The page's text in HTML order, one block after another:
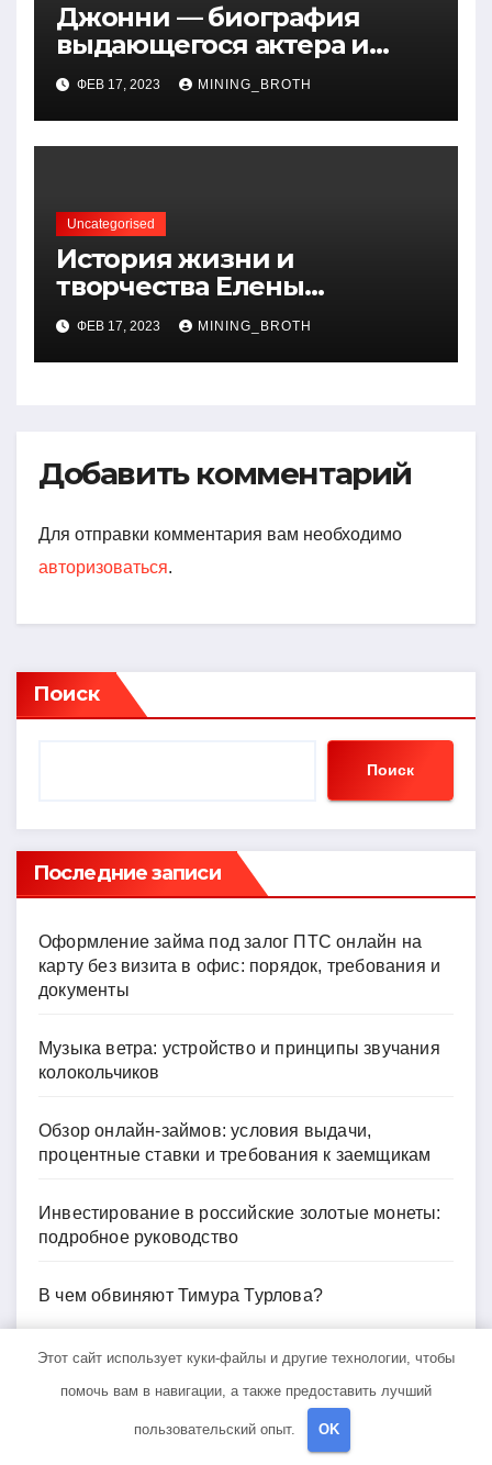
Джонни — биография
выдающегося актера и
талантливого певца, чья
артистичность захватывает
миллионы сердец
ФЕВ 17, 2023 MINING_BROTH
Uncategorised
История жизни и
творчества Елены
Дубровской — биография,
достижения, интересные
факты
ФЕВ 17, 2023 MINING_BROTH
Добавить комментарий
Для отправки комментария вам необходимо
авторизоваться.
Поиск
Поиск
Последние записи
Оформление займа под залог ПТС онлайн на
карту без визита в офис: порядок, требования и
документы
Музыка ветра: устройство и принципы звучания
колокольчиков
Обзор онлайн-займов: условия выдачи,
процентные ставки и требования к заемщикам
Инвестирование в российские золотые монеты:
подробное руководство
В чем обвиняют Тимура Турлова?
Этот сайт использует куки-файлы и другие технологии, чтобы
помочь вам в навигации, а также предоставить лучший
пользовательский опыт. OK